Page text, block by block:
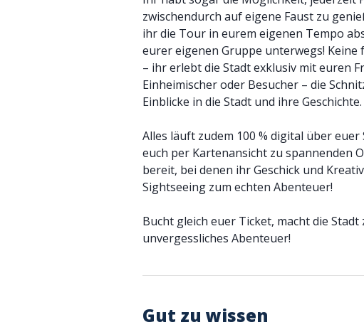
zwischendurch auf eigene Faust zu
ihr die Tour in eurem eigenen Tempo
eurer eigenen Gruppe unterwegs!
– ihr erlebt die Stadt exklusiv mit euren
Einheimischer oder Besucher – die
Einblicke in die Stadt und ihre Geschichte.
Alles läuft zudem 100 % digital über
euch per Kartenansicht zu spannenden
bereit, bei denen ihr Geschick und
Sightseeing zum echten Abenteuer!
Bucht gleich euer Ticket, macht die
unvergessliches Abenteuer!
Gut zu wissen